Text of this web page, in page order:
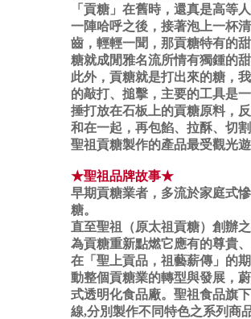
「貢糖」在舊時，還真是高等
一陣哈呼之後，接著泡上一杯
齒，輕輕一聞，那貢糖特有的
糖就成閒雅名流所情有獨鍾的甜
此外，貢糖就是打出來的糖，
的敲打、搥擊，主要的工具是
捶打放在石板上的貢糖原料，
和在一起，再包餡、拉酥、切
聖祖貢糖製作的產品最受觀光遊
★聖祖品牌故事★
早期貢糖業者，多流於家庭式
糖。
直至聖祖（原太祖貢糖）創辦
為貢糖重新點燃它應有的尊貴
在「聖上貢品，祖藝薪傳」的
動整個貢糖業的轉型與發展，
式透明化食品廠。聖祖食品旗
線,分別製作不同特色之系列商